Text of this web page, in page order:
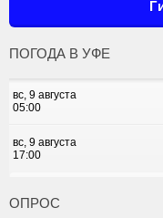
ПОГОДА В УФЕ
ОПРОС